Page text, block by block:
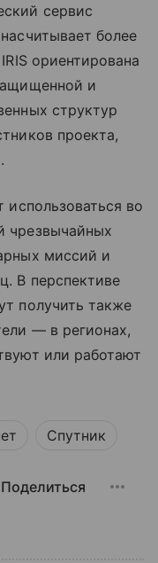
сервис
более
ориентирована
и
структур
проекта,
использоваться во
чрезвычайных
миссий и
В перспективе
получить также
— в регионах,
или работают
Спутник
Поделиться